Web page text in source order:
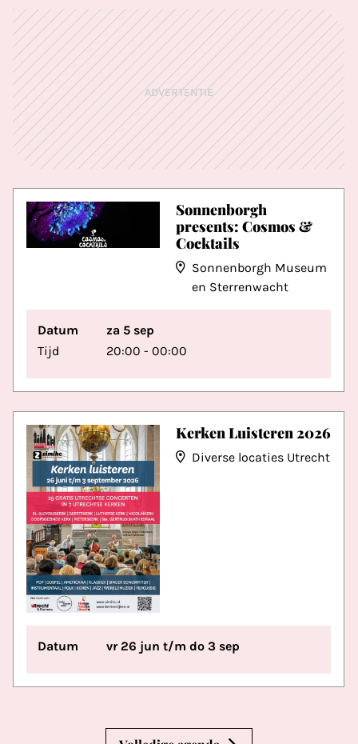
ADVERTENTIE
Sonnenborgh
presents: Cosmos &
Cocktails
Sonnenborgh Museum
en Sterrenwacht
Datum
za 5 sep
Tijd
20:00 - 00:00
Kerken Luisteren 2026
Diverse locaties Utrecht
Datum vr 26 jun t/m do 3 sep